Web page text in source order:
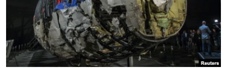
ПОБЕДИТЕЛЕЙ НЕ СУДЯТ?
КРЫМ.НЕПОКОРЕННЫЙ
ELIFBE
УКРАИНСКАЯ ПРОБЛЕМА КРЫМА
ПРИСОЕДИНЯЙТЕСЬ!